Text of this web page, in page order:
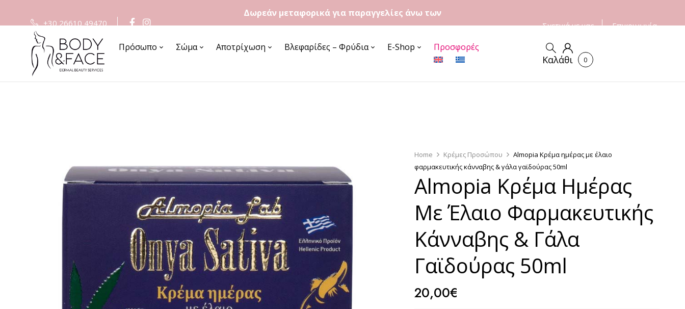
+30 26610 49470
Δωρεάν μεταφορικά για παραγγελίες άνω των
Σχετικά με μας Επικοινωνία
Πρόσωπο Σώμα Αποτρίχωση Βλεφαρίδες – Φρύδια E-Shop Προσφορές
Καλάθι 0
Home Κρέμες Προσώπου
Almopia Κρέμα ημέρας με έλαιο
φαρμακευτικής κάνναβης & γάλα γαϊδούρας 50ml
Almopia Κρέμα Ημέρας
Με Έλαιο Φαρμακευτικής
Κάνναβης & Γάλα
Γαϊδούρας 50ml
20,00€